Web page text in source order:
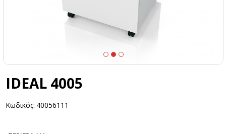
IDEAL 4005
Κωδικός: 40056111